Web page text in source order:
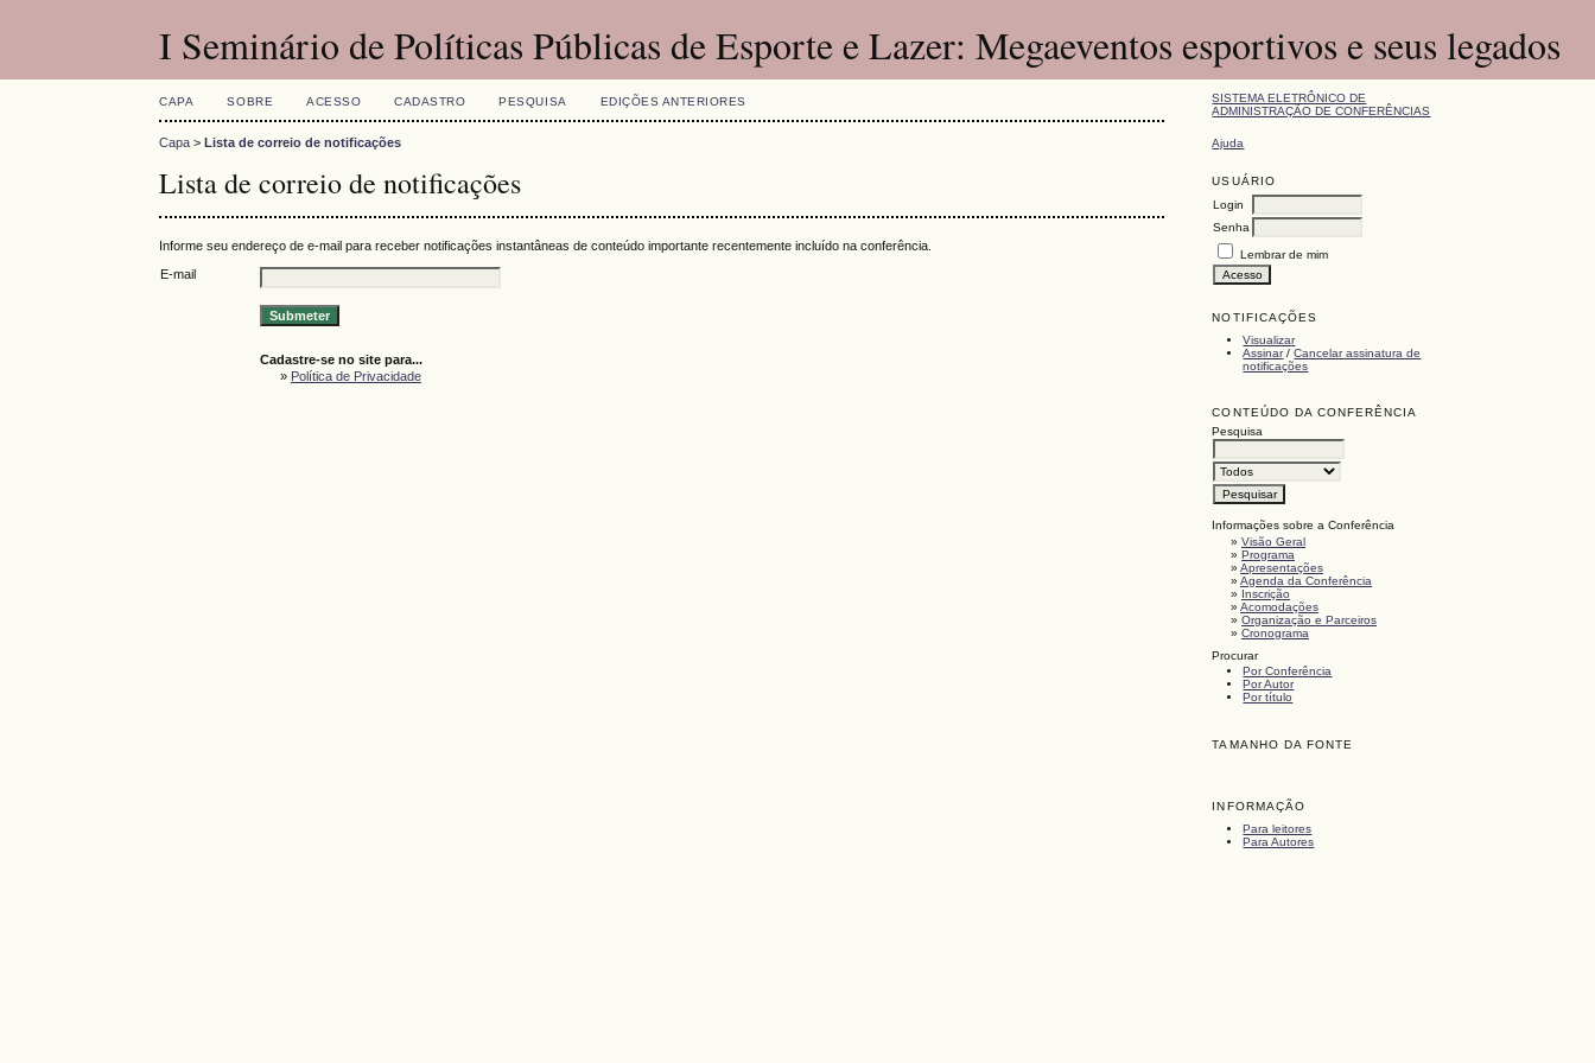
I Seminário de Políticas Públicas de Esporte e Lazer: Megaeventos esportivos e seus legados
SISTEMA ELETRÔNICO DE
ADMINISTRAÇÃO DE CONFERÊNCIAS
Ajuda
USUÁRIO
Login
Senha
Lembrar de mim
NOTIFICAÇÕES
Visualizar
Assinar/Cancelar assinatura de
notificações
CONTEÚDO DA CONFERÊNCIA
Pesquisa
Informações sobre a Conferência
»Visão Geral
»Programa
»Apresentações
»Agenda da Conferência
» Inscrição
»Acomodações
»Organização e Parceiros
»Cronograma
Procurar
Por Conferência
Por Autor
Por título
TAMANHO DA FONTE
INFORMAÇÃO
Para leitores
Para Autores
CAPA SOBRE ACESSO CADASTRO PESQUISA EDIÇÕES ANTERIORES
Capa >Lista de correio de notificações
Lista de correio de notificações
Informe seu endereço de e-mail para receber notificações instantâneas de conteúdo importante recentemente incluído na conferência.
E-mail
Cadastre-se no site para...
» Política de Privacidade